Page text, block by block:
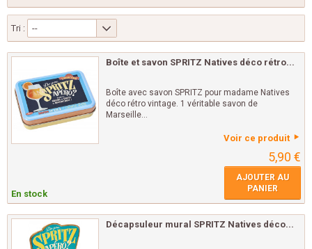
Tri : --
Boîte et savon SPRITZ Natives déco rétro...
Boîte avec savon SPRITZ pour madame Natives
déco rétro vintage. 1 véritable savon de
Marseille...
Voir ce produit
5,90 €
En stock
AJOUTER AU
PANIER
Décapsuleur mural SPRITZ Natives déco...